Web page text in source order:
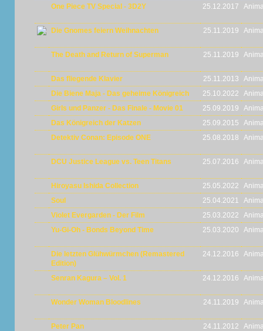
One Piece TV Special - 3D2Y
25.12.2017
Die Gnomes feiern Weihnachten 25.11.2019
The Death and Return of Superman 25.11.2019
Das fliegende Klavier 25.11.2013
Die Biene Maja - Das geheime Königreich
25.10.2022
Girls und Panzer - Das Finale - Movie 01
25.09.2019
Das Königreich der Katzen
25.09.2015
Detektiv Conan: Episode ONE
25.08.2018
DCU Justice League vs. Teen Titans 25.07.2016
Hiroyasu Ishida Collection 25.05.2022
Soul
25.04.2021
Violet Evergarden - Der Film
25.03.2022
Yu-Gi-Oh - Bonds Beyond Time
25.03.2020
Die letzten Glühwürmchen (Remastered
Edition)
24.12.2016
Senran Kagura – Vol. 1 24.12.2016
Wonder Woman Bloodlines 24.11.2019
Peter Pan 24.11.2012